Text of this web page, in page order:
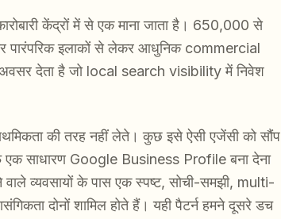
केंद्रों में से एक माना जाता है। 650,000 से
इलाकों से लेकर आधुनिक commercial
देता है जो local search visibility में निवेश
की तरह नहीं लेते। कुछ इसे ऐसी एजेंसी को सौंप
एक साधारण Google Business Profile बना देना
व्यवसायों के पास एक स्पष्ट, सोची-समझी, multi-
दोनों शामिल होते हैं। यही पैटर्न हमने दूसरे डच